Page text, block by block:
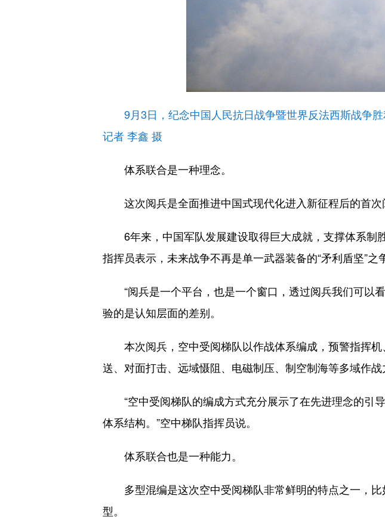
9月3日，纪念中国人民抗日战争暨世界反法西斯战争
记者 李鑫 摄
体系联合是一种理念。
这次阅兵是全面推进中国式现代化进入新征程后的首次
6年来，中国军队发展建设取得巨大成就，支撑体系制胜
指挥员表示，未来战争不再是单一武器装备的“矛利盾坚”之
“阅兵是一个平台，也是一个窗口，透过阅兵我们可以
验的是认知层面的差别。
本次阅兵，空中受阅梯队以作战体系编成，预警指挥机
送、对面打击、远域慑阻、电磁制压、制空制海等多域作战
“空中受阅梯队的编成方式充分展示了在先进理念的引
体系结构。”空中梯队指挥员说。
体系联合也是一种能力。
多型混编是这次空中受阅梯队非常鲜明的特点之一，比
型。